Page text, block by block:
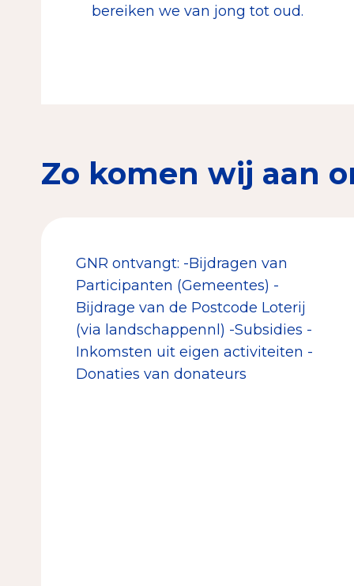
bereiken we van jong tot oud.
Zo komen wij aan
GNR ontvangt: -Bijdragen van
Participanten (Gemeentes) -
Bijdrage van de Postcode Loterij
(via landschappennl) -Subsidies -
Inkomsten uit eigen activiteiten -
Donaties van donateurs